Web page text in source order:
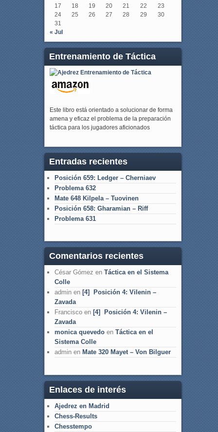
17
18 19 20 21 22
23
24
25 26 27 28 29
30
31
« Jul
Entrenamiento de Táctica
Este libro está orientado a solucionar de forma
amena y eficaz el problema de la preparación
táctica para los jugadores aficionados
Entradas recientes
Posición 659: Ledger – Cherniaev
Problema 632
Mate 648 Kilpela – Tuovinen
Posición 658: Gharamian – Riff
Problema 631
Comentarios recientes
César Gómez en Táctica en el Sistema
Colle
adminen [4] Posición 4: Vilenin –
Zavada
Franciscoen [4] Posición 4: Vilenin –
Zavada
monica quevedoen Táctica en el
Sistema Colle
adminen Mate 320 Mayet – Von Bilguer
Enlaces de interés
Ajedrez en Madrid
Chess-Results
Chesstempo